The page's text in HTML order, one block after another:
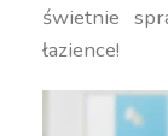
świetnie
łazience!